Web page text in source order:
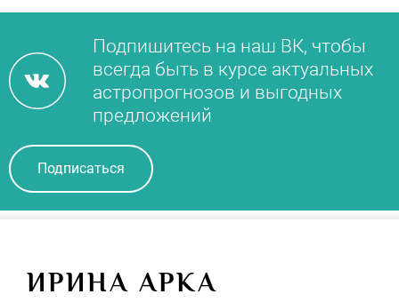
Подпишитесь на наш ВК, чтобы
всегда быть в курсе актуальных
астропрогнозов и выгодных
предложений
Подписаться
ИРИНА АРКА